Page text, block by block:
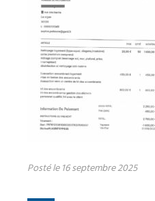
Posté le 16 septembre 2025